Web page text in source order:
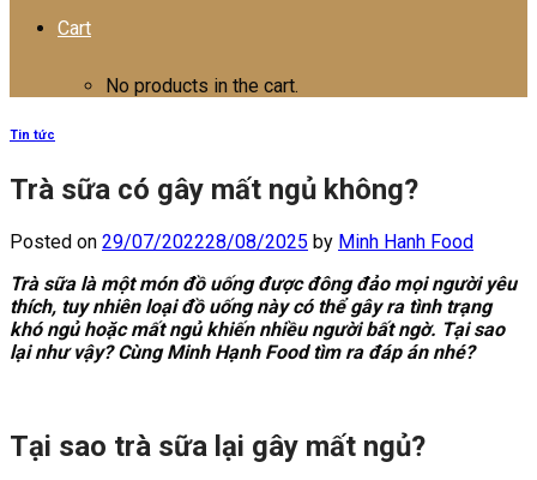
Cart
No products in the cart.
Tin tức
Trà sữa có gây mất ngủ không?
Posted on 29/07/202228/08/2025 by Minh Hanh Food
Trà sữa là một món đồ uống được đông đảo mọi người yêu
thích, tuy nhiên loại đồ uống này có thể gây ra tình trạng
khó ngủ hoặc mất ngủ khiến nhiều người bất ngờ. Tại sao
lại như vậy? Cùng Minh Hạnh Food tìm ra đáp án nhé?
Tại sao trà sữa lại gây mất ngủ?